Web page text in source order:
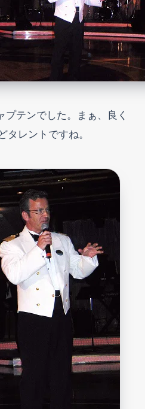
プテンでした。まぁ、良く
タレントですね。